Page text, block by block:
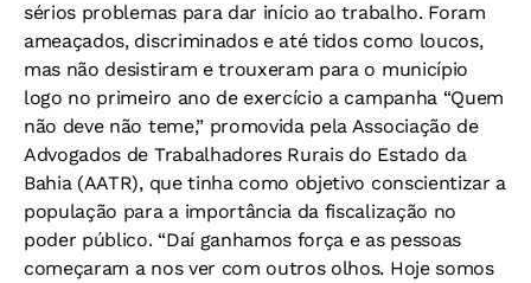
sérios problemas para dar início ao trabalho. Foram
ameaçados, discriminados e até tidos como loucos,
mas não desistiram e trouxeram para o município
logo no primeiro ano de exercício a campanha “Quem
não deve não teme,” promovida pela Associação de
Advogados de Trabalhadores Rurais do Estado da
Bahia (AATR), que tinha como objetivo conscientizar a
população para a importância da fiscalização no
poder público. “Daí ganhamos força e as pessoas
começaram a nos ver com outros olhos. Hoje somos